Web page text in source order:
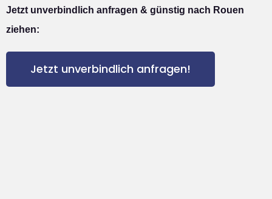
Jetzt unverbindlich anfragen & günstig nach Rouen
ziehen:
Jetzt unverbindlich anfragen!